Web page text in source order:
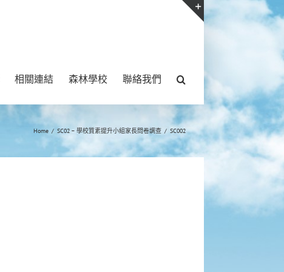
相關連結 森林學校 聯絡我們
Home / SC02 – 學校質素提升小組家長問卷調查 / SC002
Toggle
Area